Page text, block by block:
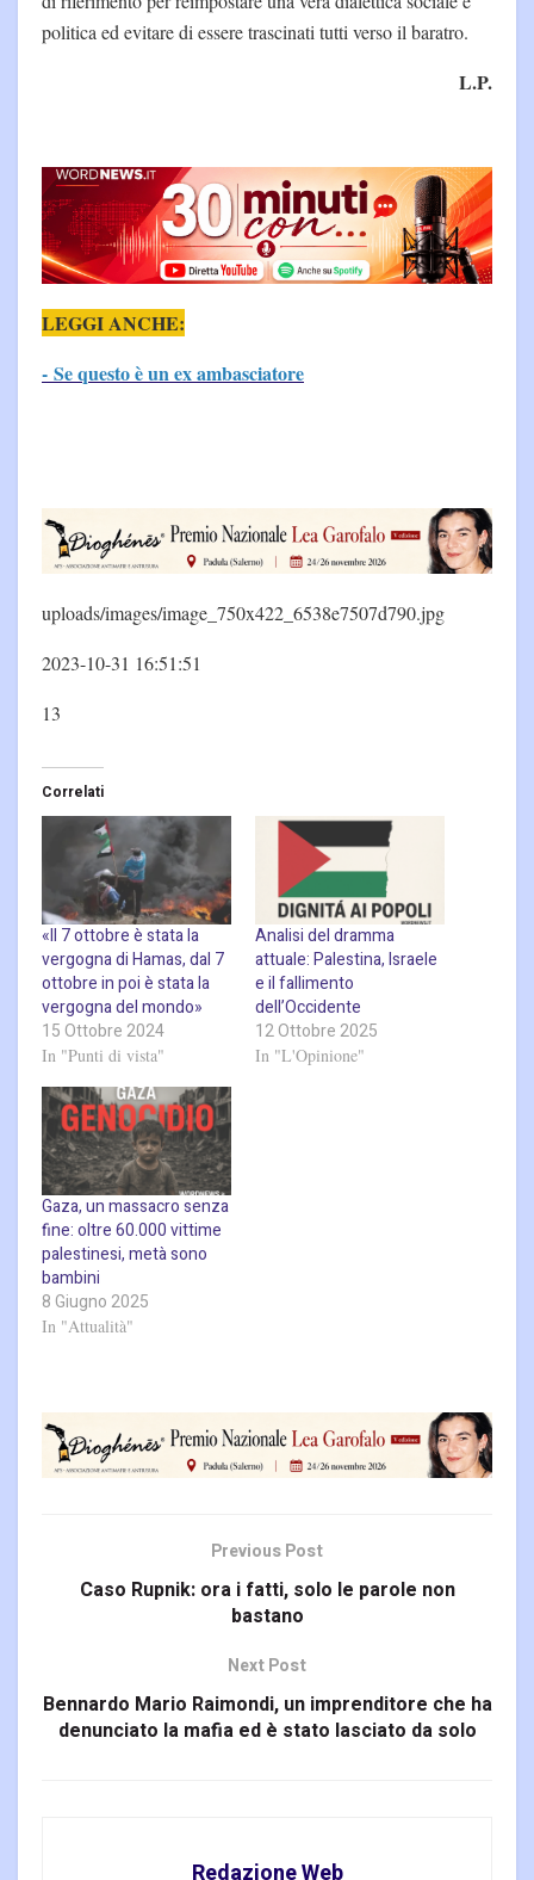
politica ed evitare di essere trascinati tutti verso il baratro.
L.P.
LEGGI ANCHE:
- Se questo è un ex ambasciatore
uploads/images/image_750x422_6538e7507d790.jpg
2023-10-31 16:51:51
13
Correlati
«Il 7 ottobre è stata la
vergogna di Hamas, dal 7
ottobre in poi è stata la
vergogna del mondo»
15 Ottobre 2024
In "Punti di vista"
Analisi del dramma
attuale: Palestina, Israele
e il fallimento
dell’Occidente
12 Ottobre 2025
In "L'Opinione"
Gaza, un massacro senza
fine: oltre 60.000 vittime
palestinesi, metà sono
bambini
8 Giugno 2025
In "Attualità"
Previous Post
Caso Rupnik: ora i fatti, solo le parole non
bastano
Next Post
Bennardo Mario Raimondi, un imprenditore che ha
denunciato la mafia ed è stato lasciato da solo